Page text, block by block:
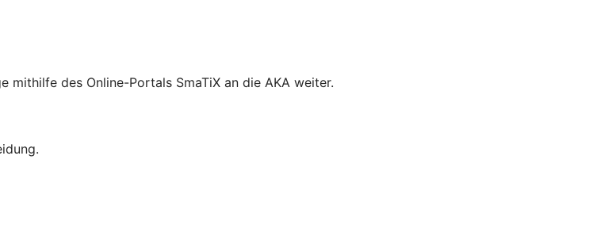
mithilfe des Online-Portals SmaTiX an die AKA weiter.